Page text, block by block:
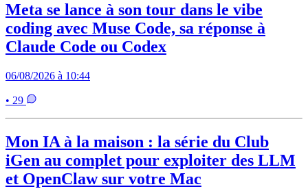
Meta se lance à son tour dans le vibe
coding avec Muse Code, sa réponse à
Claude Code ou Codex
06/08/2026 à 10:44
• 29
Mon IA à la maison : la série du Club
iGen au complet pour exploiter des LLM
et OpenClaw sur votre Mac